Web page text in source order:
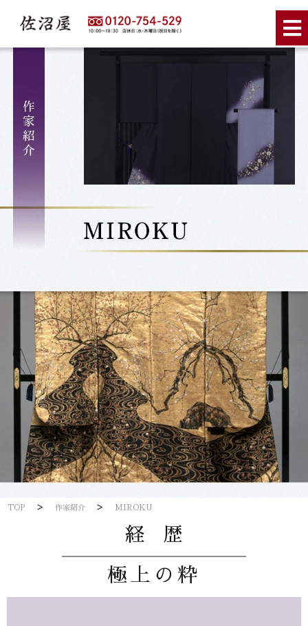
TOP > 作家紹介 > MIROKU
経 歴
極上の粋